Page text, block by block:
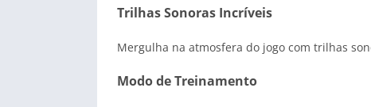
Trilhas Sonoras Incríveis
Mergulha na atmosfera do jogo com trilhas
Modo de Treinamento